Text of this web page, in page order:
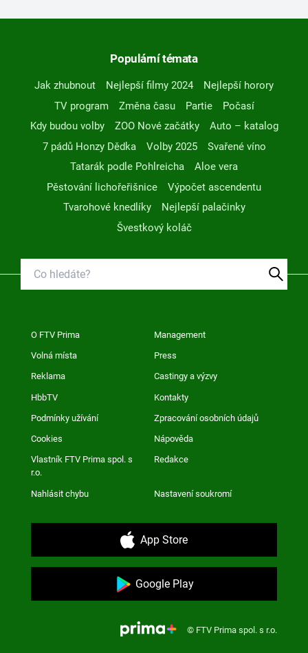
Populární témata
Jak zhubnout Nejlepší filmy 2024
Nejlepší horory
TV program
Změna času Partie
Počasí
Kdy budou volby
ZOO Nové začátky
Auto – katalog
7 pádů Honzy Dědka
Volby 2025
Svařené víno
Tatarák podle Pohlreicha
Aloe vera
Pěstování lichořeřišnice
Výpočet ascendentu
Tvarohové knedlíky
Nejlepší palačinky
Švestkový koláč
O FTV Prima Management
Volná místa Press
Reklama Castingy a výzvy
HbbTV Kontakty
Podmínky užívání Zpracování osobních údajů
Cookies Nápověda
Vlastník FTV Prima spol. s
r.o.
Redakce
Nahlásit chybu Nastavení soukromí
App Store
Google Play
© FTV Prima spol. s r.o.